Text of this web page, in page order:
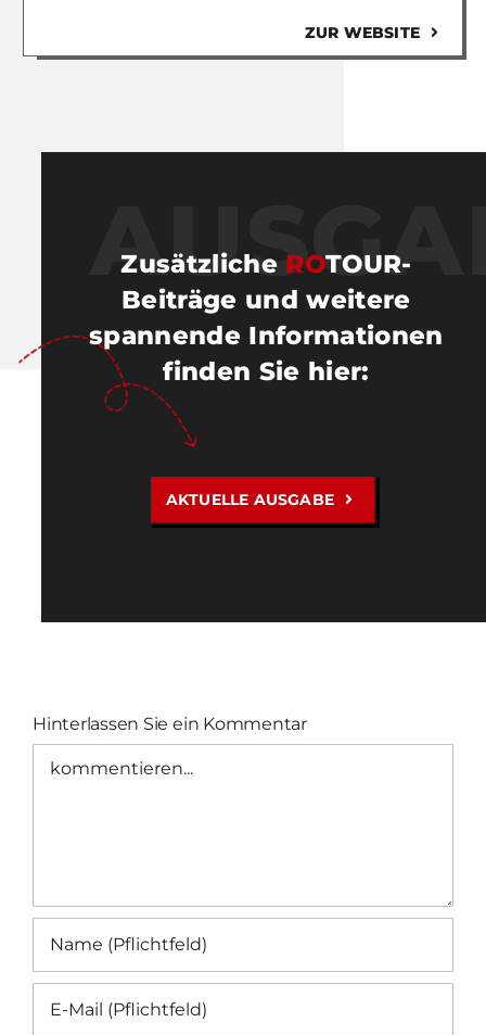
ZUR WEBSITE
Zusätzliche ROTOUR-
Beiträge und weitere
spannende Informationen
finden Sie hier:
AKTUELLE AUSGABE
Hinterlassen Sie ein Kommentar
Kommentar